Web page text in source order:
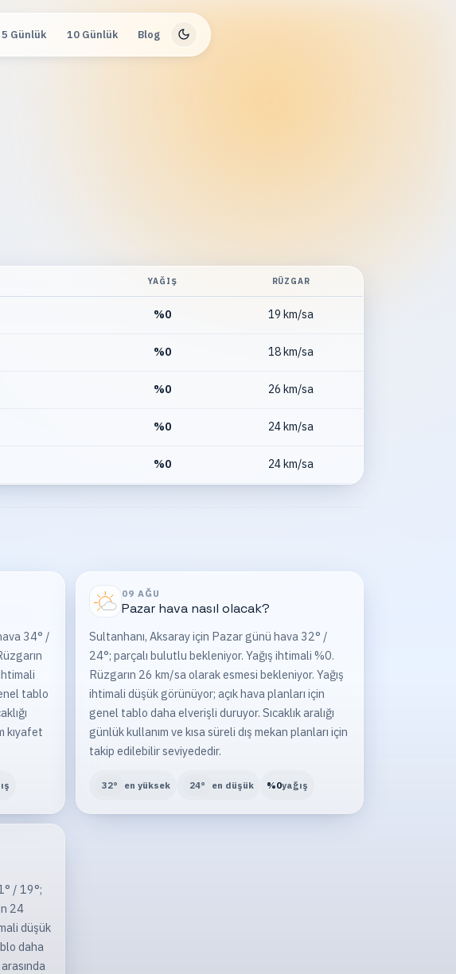
5 Günlük 10 Günlük Blog
YAĞIŞ RÜZGAR
%0 19 km/sa
%0 18 km/sa
%0 26 km/sa
%0 24 km/sa
%0 24 km/sa
34° /
tablo
kıyafet
09 AĞU
Pazar hava nasıl olacak?
Sultanhanı, Aksaray için Pazar günü hava 32° /
24°; parçalı bulutlu bekleniyor. Yağış ihtimali %0.
Rüzgarın 26 km/sa olarak esmesi bekleniyor. Yağış
ihtimali düşük görünüyor; açık hava planları için
genel tablo daha elverişli duruyor. Sıcaklık aralığı
günlük kullanım ve kısa süreli dış mekan planları için
takip edilebilir seviyededir.
32° en yüksek 24° en düşük %0yağış
/ 19°;
24
düşük
daha